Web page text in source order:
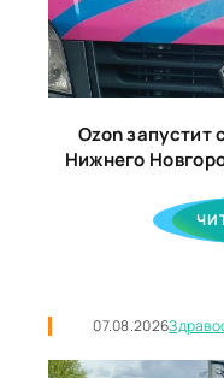
Ozon
Нижнего
07.08.2026